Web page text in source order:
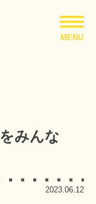
MENU
みんな
2023.06.12